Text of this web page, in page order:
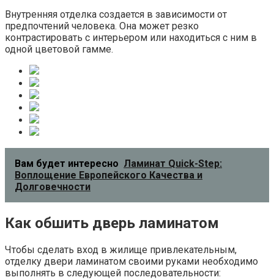
Внутренняя отделка создается в зависимости от
предпочтений человека. Она может резко
контрастировать с интерьером или находиться с ним в
одной цветовой гамме.
Вам будет интересно Ламинат Quick-Step:
Воплощение Европейского Качества и
Долговечности
Как обшить дверь ламинатом
Чтобы сделать вход в жилище привлекательным,
отделку двери ламинатом своими руками необходимо
выполнять в следующей последовательности: